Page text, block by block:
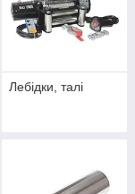
Лебідки, талі